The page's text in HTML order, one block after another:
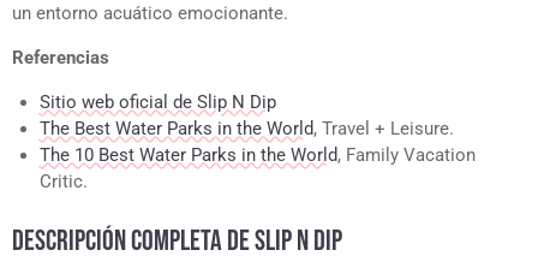
un entorno acuático emocionante.
Referencias
Sitio web oficial de Slip N Dip
The Best Water Parks in the World, Travel + Leisure.
The 10 Best Water Parks in the World, Family Vacation
Critic.
DESCRIPCIÓN COMPLETA DE SLIP N DIP